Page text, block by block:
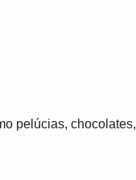
pelúcias,